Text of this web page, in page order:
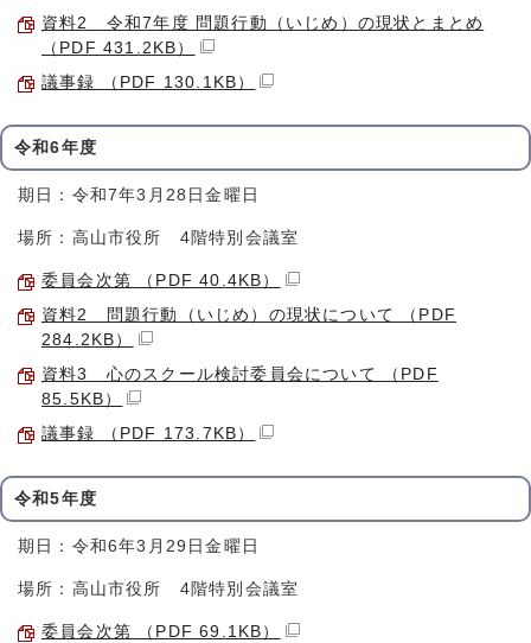
資料2 令和7年度 問題行動（いじめ）の現状とまとめ
（PDF 431.2KB）
議事録 （PDF 130.1KB）
令和6年度
期日：令和7年3月28日金曜日
場所：高山市役所 4階特別会議室
委員会次第 （PDF 40.4KB）
資料2 問題行動（いじめ）の現状について （PDF
284.2KB）
資料3 心のスクール検討委員会について （PDF
85.5KB）
議事録 （PDF 173.7KB）
令和5年度
期日：令和6年3月29日金曜日
場所：高山市役所 4階特別会議室
委員会次第 （PDF 69.1KB）